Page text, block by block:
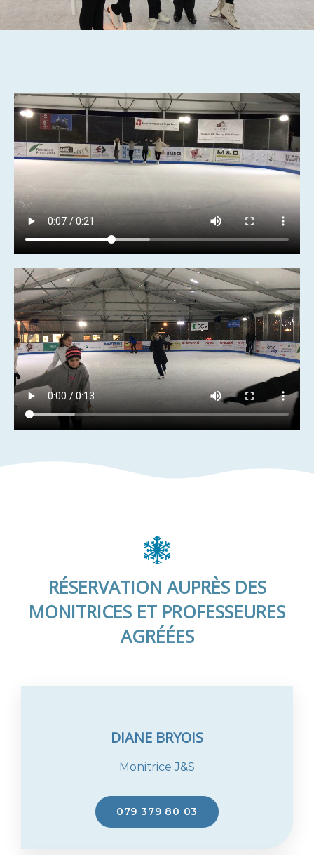
RÉSERVATION AUPRÈS DES
MONITRICES ET PROFESSEURES
AGRÉÉES
DIANE BRYOIS
Monitrice J&S
079 379 80 03